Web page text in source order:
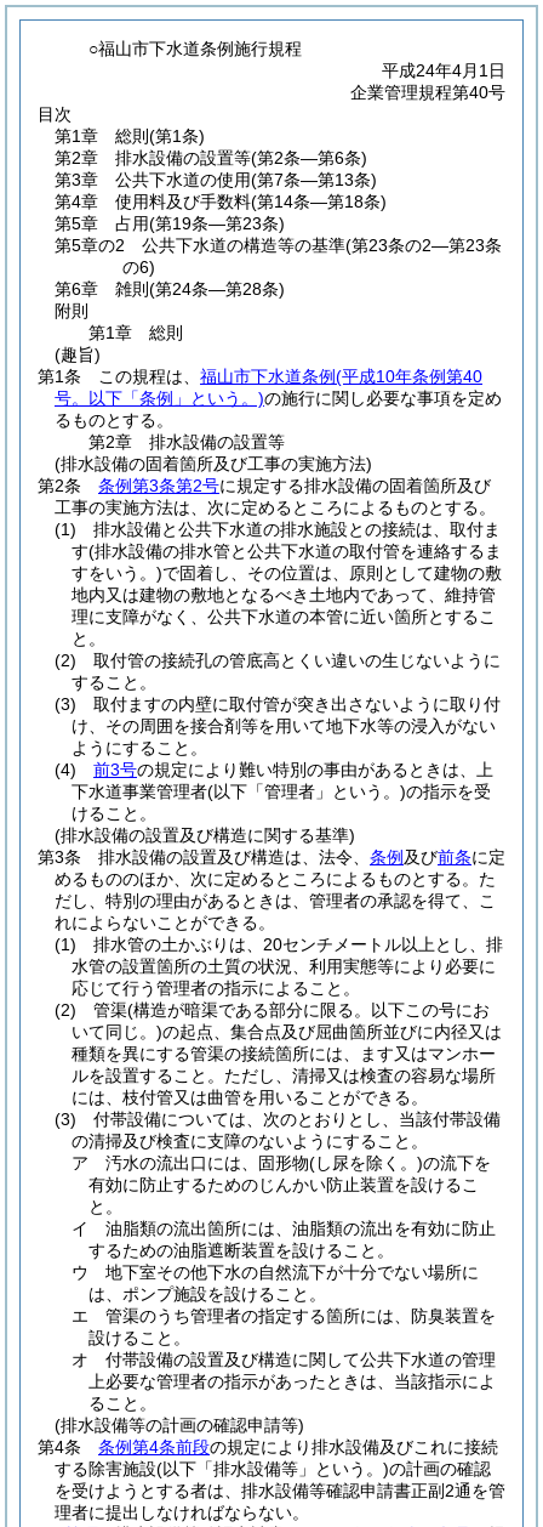
○福山市下水道条例施行規程
平成24年4月1日
企業管理規程第40号
目次
第1章
総則 (第1条)
第2章
排水設備の設置等(第2条―第6条)
第3章
公共下水道の使用(第7条―第13条)
第4章
使用料及び手数料(第14条―第18条)
第5章
占用(第19条―第23条)
第5章の2
公共下水道の構造等の基準(第23条の2―第23条
の6)
第6章
雑則 (第24条―第28条)
附則
第1章
総則
(趣旨)
第1条
この規程は、 福山市下水道条例(平成10年条例第40
号。以下「条例」という。)の施行に関し必要な事項を定め
るものとする。
第2章
排水設備の設置等
(排水設備の固着箇所及び工事の実施方法)
第2条
条例第3条第2号に規定する排水設備の固着箇所及び
工事の実施方法は、次に定めるところによるものとする。
(1)
排水設備と公共下水道の排水施設との接続は、取付ま
す(排水設備の排水管と公共下水道の取付管を連絡するま
すをいう。)で固着し、その位置は、原則として建物の敷
地内又は建物の敷地となるべき土地内であって、維持管
理に支障がなく、公共下水道の本管に近い箇所とするこ
と。
(2)
取付管の接続孔の管底高とくい違いの生じないように
すること。
(3)
取付ますの内壁に取付管が突き出さないように取り付
け、その周囲を接合剤等を用いて地下水等の浸入がない
ようにすること。
(4)
前3号の規定により難い特別の事由があるときは、上
下水道事業管理者(以下「管理者」という。)の指示を受
けること。
(排水設備の設置及び構造に関する基準)
第3条
排水設備の設置及び構造は、法令、 条例 及び前条に定
めるもののほか、次に定めるところによるものとする。 た
だし、特別の理由があるときは、管理者の承認を得て、こ
れによらないことができる。
(1)
排水管の土かぶりは、20センチメートル以上とし、排
水管の設置箇所の土質の状況、利用実態等により必要に
応じて行う管理者の指示によること。
(2)
管渠(構造が暗渠である部分に限る。以下この号にお
いて同じ。)の起点、集合点及び屈曲箇所並びに内径又は
種類を異にする管渠の接続箇所には、ます又はマンホー
ルを設置すること。 ただし、清掃又は検査の容易な場所
には、枝付管又は曲管を用いることができる。
(3)
付帯設備については、次のとおりとし、当該付帯設備
の清掃及び検査に支障のないようにすること。
ア
汚水の流出口には、固形物(し尿を除く。)の流下を
有効に防止するためのじんかい防止装置を設けるこ
と。
イ
油脂類の流出箇所には、油脂類の流出を有効に防止
するための油脂遮断装置を設けること。
ウ
地下室その他下水の自然流下が十分でない場所に
は、ポンプ施設を設けること。
エ
管渠のうち管理者の指定する箇所には、防臭装置を
設けること。
オ
付帯設備の設置及び構造に関して公共下水道の管理
上必要な管理者の指示があったときは、当該指示によ
ること。
(排水設備等の計画の確認申請等)
第4条
条例第4条前段の規定により排水設備及びこれに接続
する除害施設(以下「排水設備等」という。)の計画の確認
を受けようとする者は、排水設備等確認申請書正副2通を管
理者に提出しなければならない。